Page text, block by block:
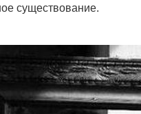
существование.